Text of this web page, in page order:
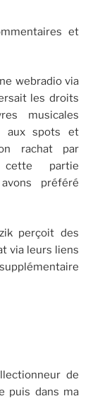
et
webradio via
les droits
musicales
aux spots et
rachat par
cette partie
préféré
perçoit des
via leurs liens
de
puis dans ma